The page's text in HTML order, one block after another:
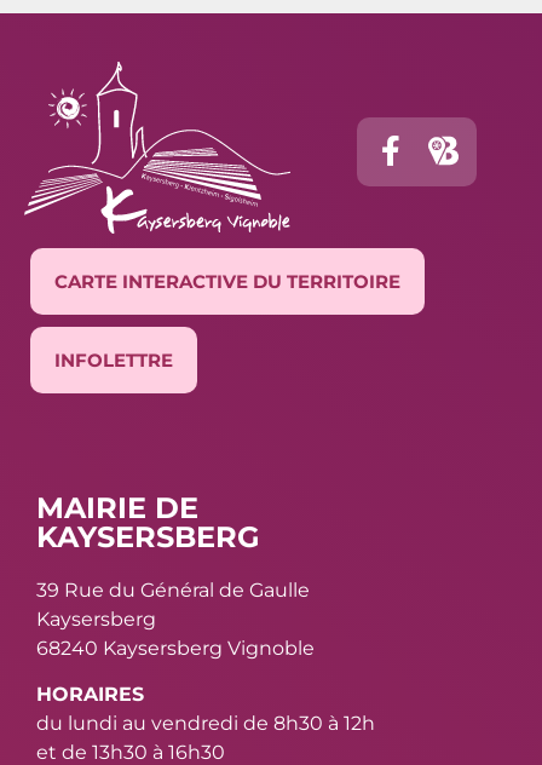
CARTE INTERACTIVE DU TERRITOIRE
INFOLETTRE
MAIRIE DE
KAYSERSBERG
39 Rue du Général de Gaulle
Kaysersberg
68240 Kaysersberg Vignoble
HORAIRES
du lundi au vendredi de 8h30 à 12h
et de 13h30 à 16h30